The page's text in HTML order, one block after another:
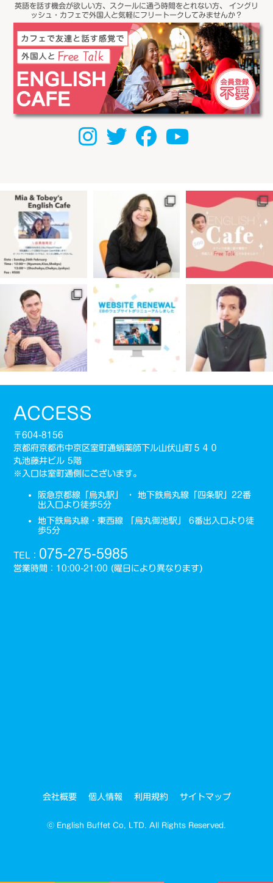
英語を話す機会が欲しい方、スクールに通う時間をとれない方、 イングリ
ッシュ・カフェで外国人と気軽にフリートークしてみませんか？
ACCESS
〒604-8156
京都府京都市中京区室町通蛸薬師下ル山伏山町５４０
丸池藤井ビル 5階
※入口は室町通側にございます。
阪急京都線「烏丸駅」 ・ 地下鉄烏丸線「四条駅」22番
出入口より徒歩5分
地下鉄烏丸線・東西線 「烏丸御池駅」 6番出入口より徒
歩5分
TEL： 075-275-5985
営業時間：10:00-21:00 (曜日により異なります)
会社概要 個人情報 利用規約 サイトマップ
ⓒ English Buffet Co, LTD. All Rights Reserved.